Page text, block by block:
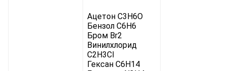
Ацетон C3H6O
Бензол C6H6
Бром Br2
Винилхлорид
C2H3Cl
Гексан C6H14